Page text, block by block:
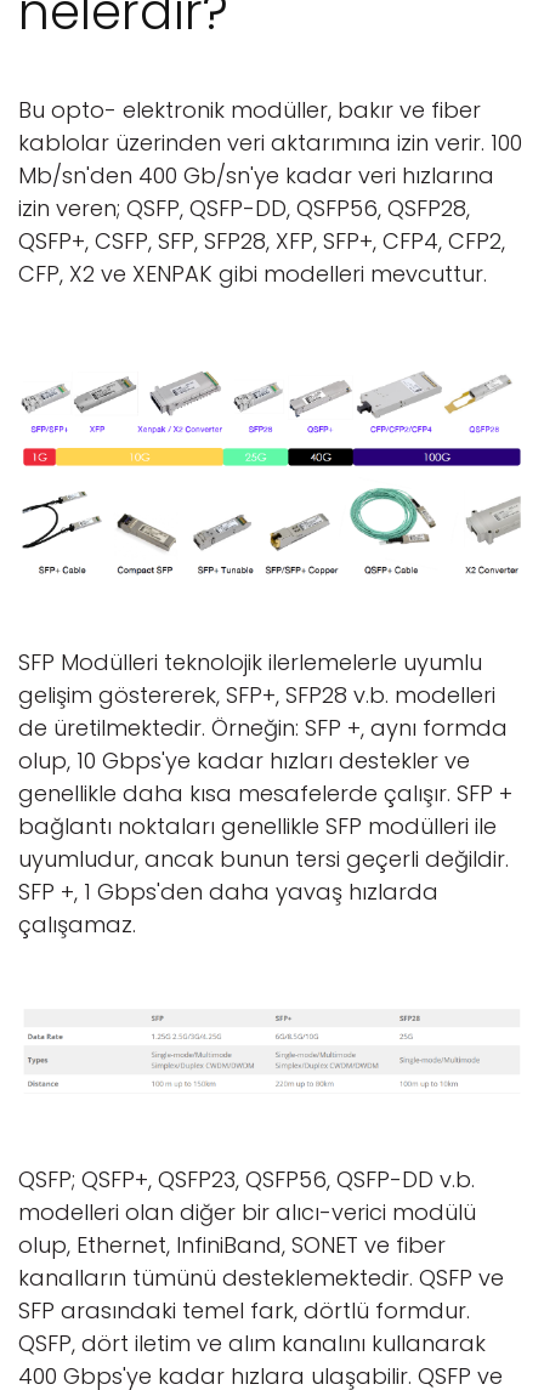
Bu opto- elektronik modüller, bakır ve fiber
kablolar üzerinden veri aktarımına izin verir. 100
Mb/sn'den 400 Gb/sn'ye kadar veri hızlarına
izin veren; QSFP, QSFP-DD, QSFP56, QSFP28,
QSFP+, CSFP, SFP, SFP28, XFP, SFP+, CFP4, CFP2,
CFP, X2 ve XENPAK gibi modelleri mevcuttur.
SFP Modülleri teknolojik ilerlemelerle uyumlu
gelişim göstererek, SFP+, SFP28 v.b. modelleri
de üretilmektedir. Örneğin: SFP +, aynı formda
olup, 10 Gbps'ye kadar hızları destekler ve
genellikle daha kısa mesafelerde çalışır. SFP +
bağlantı noktaları genellikle SFP modülleri ile
uyumludur, ancak bunun tersi geçerli değildir.
SFP +, 1 Gbps'den daha yavaş hızlarda
çalışamaz.
QSFP; QSFP+, QSFP23, QSFP56, QSFP-DD v.b.
modelleri olan diğer bir alıcı-verici modülü
olup, Ethernet, InfiniBand, SONET ve fiber
kanalların tümünü desteklemektedir. QSFP ve
SFP arasındaki temel fark, dörtlü formdur.
QSFP, dört iletim ve alım kanalını kullanarak
400 Gbps'ye kadar hızlara ulaşabilir. QSFP ve